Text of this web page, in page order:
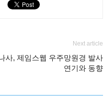
Next article
사, 제임스웹 우주망원경 발사
연기와 동향